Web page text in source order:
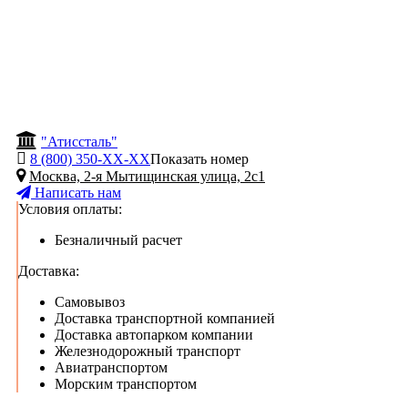
"Атиссталь"
8 (800) 350-ХХ-ХХПоказать номер
Москва, 2-я Мытищинская улица, 2с1
Написать нам
Условия оплаты:
Безналичный расчет
Доставка:
Самовывоз
Доставка транспортной компанией
Доставка автопарком компании
Железнодорожный транспорт
Авиатранспортом
Морским транспортом